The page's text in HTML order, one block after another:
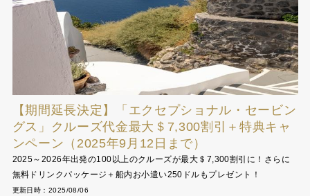
【期間延長決定】「エクセプショナル・セービン
グス」クルーズ代金最大＄7,300割引＋特典キャ
ンペーン（2025年9月12日まで）
2025～2026年出発の100以上のクルーズが最大＄7,300割引に！さらに
無料ドリンクパッケージ＋船内お小遣い250ドルもプレゼント！
更新日時：2025/08/06